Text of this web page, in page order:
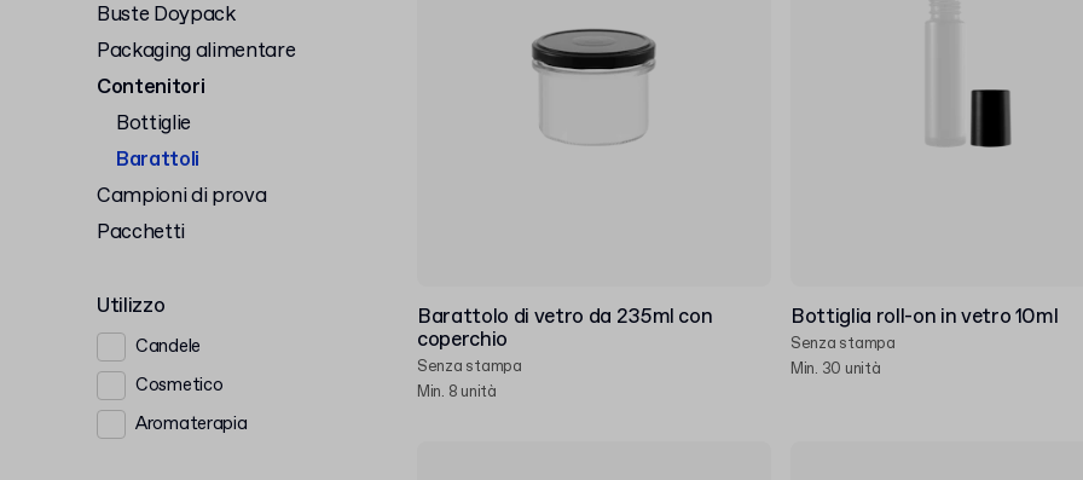
Buste Doypack
Packaging alimentare
Contenitori
Bottiglie
Barattoli
Campioni di prova
Pacchetti
Utilizzo
Candele
Cosmetico
Aromaterapia
Barattolo di vetro da 235ml con
coperchio
Senza stampa
Min. 8 unità
Bottiglia roll-on in vetro 10ml
Senza stampa
Min. 30 unità